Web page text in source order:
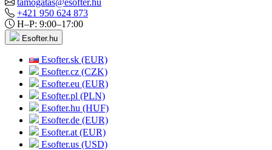
tamogatas@esofter.hu
+421 950 624 873
H–P: 9:00–17:00
Esofter.hu
Esofter.sk (EUR)
Esofter.cz (CZK)
Esofter.eu (EUR)
Esofter.pl (PLN)
Esofter.hu (HUF)
Esofter.de (EUR)
Esofter.at (EUR)
Esofter.us (USD)